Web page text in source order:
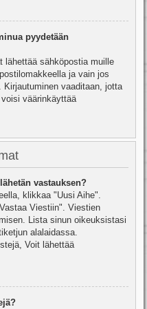
pyydetään
lähettää sähköpostia muille
ja vain jos
vaaditaan, jotta
väärinkäyttää
vastauksen?
klikkaa "Uusi Aihe".
Viestiin". Viestien
Lista sinun oikeuksistasi
alalaidassa.
Voit lähettää